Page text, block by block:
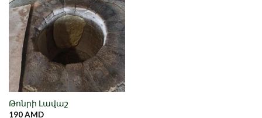
Նշել որպես
նախընտրած
Թոնրի Լավաշ
190AMD